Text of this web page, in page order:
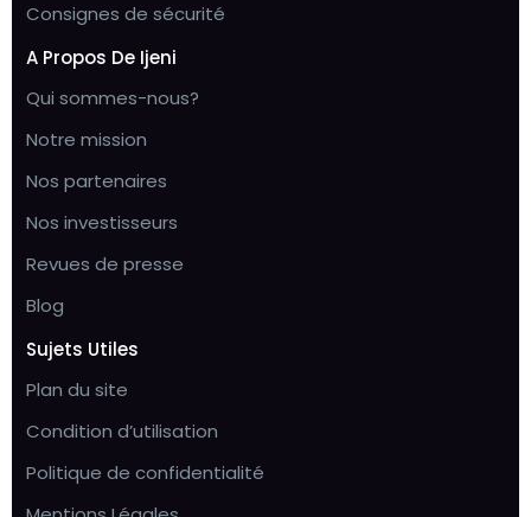
Consignes de sécurité
A Propos De Ijeni
Qui sommes-nous?
Notre mission
Nos partenaires
Nos investisseurs
Revues de presse
Blog
Sujets Utiles
Plan du site
Condition d’utilisation
Politique de confidentialité